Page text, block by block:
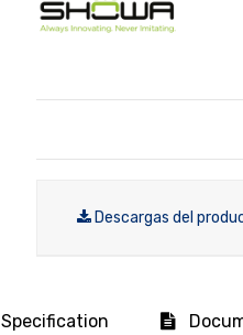
Descargas del
Specification